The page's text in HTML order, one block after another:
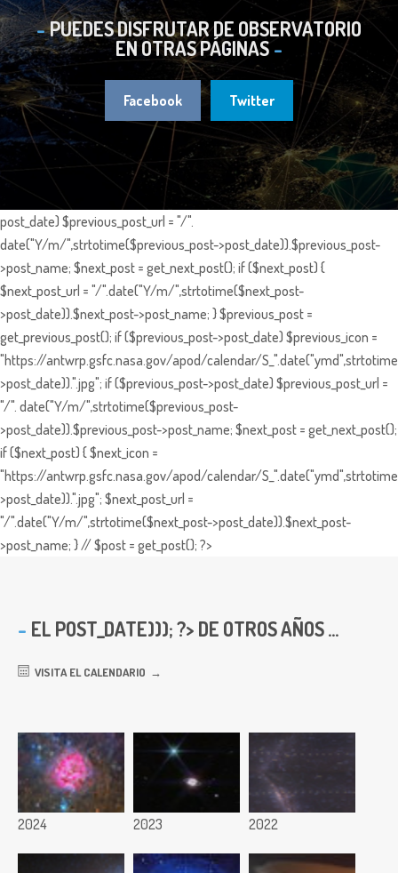
PUEDES DISFRUTAR DE OBSERVATORIO
EN OTRAS PÁGINAS
Facebook Twitter
post_date) $previous_post_url = "/".
date("Y/m/",strtotime($previous_post->post_date)).$previous_post-
>post_name; $next_post = get_next_post(); if ($next_post) {
$next_post_url = "/".date("Y/m/",strtotime($next_post-
>post_date)).$next_post->post_name; } $previous_post =
get_previous_post(); if ($previous_post->post_date) $previous_icon =
"https://antwrp.gsfc.nasa.gov/apod/calendar/
>post_date)).".jpg"; if ($previous_post->post_date) $previous_post_url =
"/". date("Y/m/",strtotime($previous_post-
>post_date)).$previous_post->post_name; $next_post = get_next_post();
if ($next_post) { $next_icon =
"https://antwrp.gsfc.nasa.gov/apod/calendar/
>post_date)).".jpg"; $next_post_url =
"/".date("Y/m/",strtotime($next_post->post_date)).$next_post-
>post_name; } // $post = get_post(); ?>
EL POST_DATE))); ?> DE OTROS AÑOS ...
VISITA EL CALENDARIO
2024 2023 2022